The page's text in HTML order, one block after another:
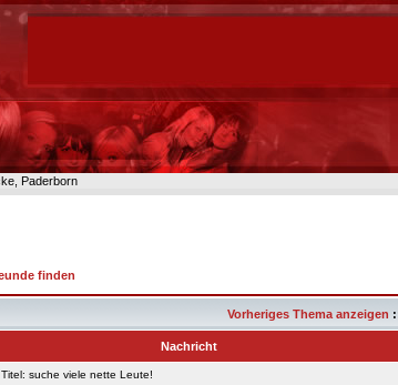
Paderborn
finden
Vorheriges Thema anzeigen
Nachricht
suche viele nette Leute!